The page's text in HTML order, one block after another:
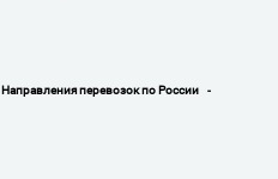
Направления перевозок по России